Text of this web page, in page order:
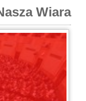
Wiara